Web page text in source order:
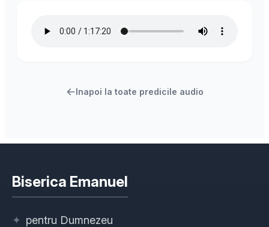
Inapoi la toate predicile audio
Biserica Emanuel
✦ pentru Dumnezeu